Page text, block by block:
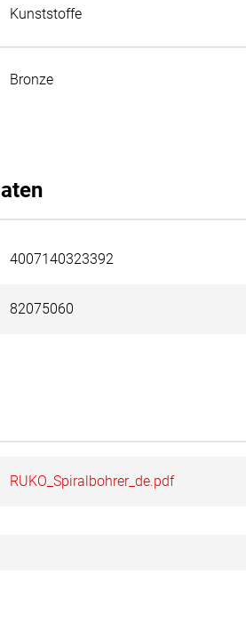
Kunststoffe
Bronze
4007140323392
82075060
RUKO_Spiralbohrer_de.pdf